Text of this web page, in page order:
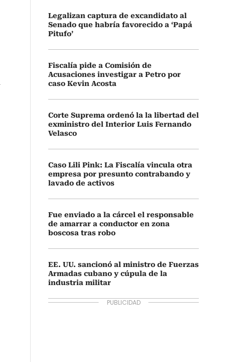
Legalizan captura de excandidato al
Senado que habría favorecido a ‘Papá
Pitufo’
Fiscalía pide a Comisión de
Acusaciones investigar a Petro por
caso Kevin Acosta
Corte Suprema ordenó la la libertad del
exministro del Interior Luis Fernando
Velasco
Caso Lili Pink: La Fiscalía vincula otra
empresa por presunto contrabando y
lavado de activos
Fue enviado a la cárcel el responsable
de amarrar a conductor en zona
boscosa tras robo
EE. UU. sancionó al ministro de Fuerzas
Armadas cubano y cúpula de la
industria militar